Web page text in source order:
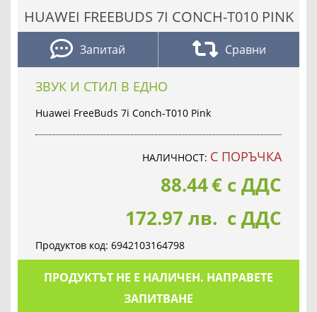
HUAWEI FREEBUDS 7I CONCH-T010 PINK
Запитай Сравни
ЗВУК И СТИЛ В ЕДНО
Huawei FreeBuds 7i Conch-T010 Pink
НАЛИЧНОСТ: С ПОРЪЧКА
88.44€ с ДДС
172.97 лв. с ДДС
Продуктов код: 6942103164798
ПРОДУКТЪТ НЕ Е НАЛИЧЕН. НАПРАВЕТЕ
ЗАПИТВАНЕ